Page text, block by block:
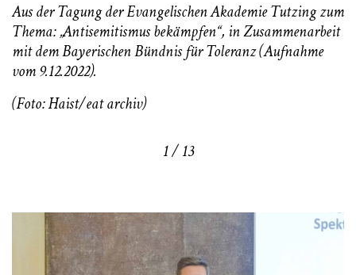
Aus der Tagung der Evangelischen Akademie Tutzing zum
Thema: „Antisemitismus bekämpfen“, in Zusammenarbeit
mit dem Bayerischen Bündnis für Toleranz (Aufnahme
vom 9.12.2022).
(Foto: Haist/eat archiv)
1 / 13